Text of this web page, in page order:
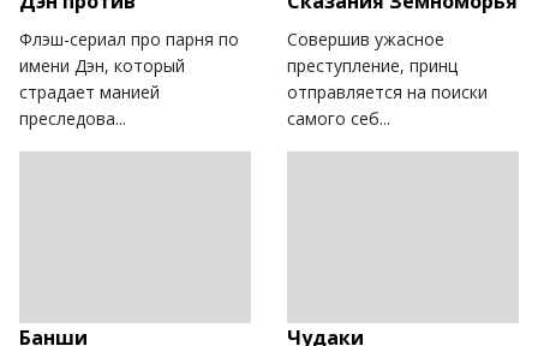
Флэш-сериал про парня по
имени Дэн, который
страдает манией
преследова...
Совершив ужасное
преступление, принц
отправляется на поиски
самого себ...
Банши Чудаки